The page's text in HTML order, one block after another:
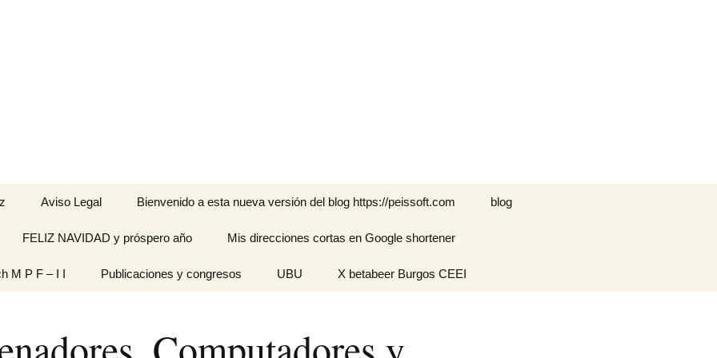
Aviso Legal Bienvenido a esta nueva versión del blog https://peissoft.com blog
de
pantalla
FELIZ NAVIDAD y próspero año Mis direcciones cortas en Google shortener
M P F – I I
M P F – I
Publicaciones y congresos UBU X betabeer Burgos CEEI